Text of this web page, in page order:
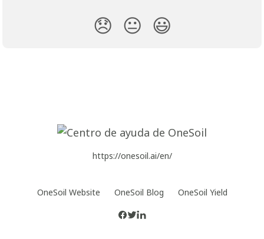
😞 😐 😃
https://onesoil.ai/en/
OneSoil Website OneSoil Blog OneSoil Yield